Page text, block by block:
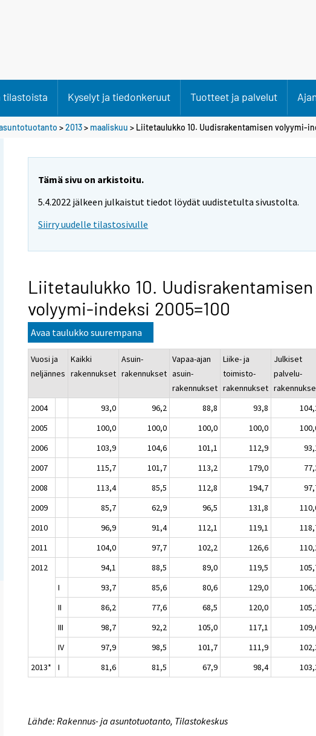
tilastoista Kyselyt ja tiedonkeruut Tuotteet ja palvelut
>2013> maaliskuu > Liitetaulukko 10. Uudisrakentamisen volyymi-
Tämä sivu on arkistoitu.
5.4.2022 jälkeen julkaistut tiedot löydät uudistetulta sivustolta.
Siirry uudelle tilastosivulle
Liitetaulukko 10. Uudisrakentamisen
volyymi-indeksi 2005=100
Avaa taulukko suurempana
Vuosi ja
neljännes
Kaikki
rakennukset
Asuin-
rakennukset
Vapaa-ajan
asuin-
rakennukset
Liike- ja
toimisto-
rakennukset
Julkiset
palvelu-
2004 93,0 96,2 88,8 93,8
2005
100,0 100,0 100,0 100,0
2006
103,9 104,6 101,1 112,9
2007
115,7 101,7 113,2 179,0
2008
113,4 85,5 112,8 194,7
2009
85,7 62,9 96,5 131,8
2010
96,9 91,4 112,1 119,1
2011
104,0 97,7 102,2 126,6
2012
94,1 88,5 89,0 119,5
I
93,7 85,6 80,6 129,0
II
86,2 77,6 68,5 120,0
III
98,7 92,2 105,0 117,1
IV
97,9 98,5 101,7 111,9
2013*
I 81,6 81,5 67,9 98,4
Lähde: Rakennus- ja asuntotuotanto, Tilastokeskus